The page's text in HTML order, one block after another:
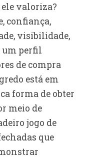
ele valoriza?
confiança,
visibilidade,
um perfil
de compra
está em
forma de obter
meio de
jogo de
que